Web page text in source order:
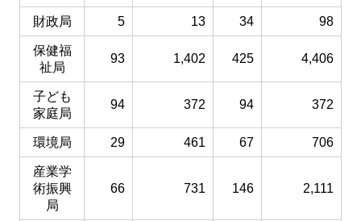
財政局 5 13 34 98
保健福
祉局
93 1,402 425 4,406
子ども
家庭局
94 372 94 372
環境局 29 461 67 706
産業学
術振興
局
66 731 146 2,111